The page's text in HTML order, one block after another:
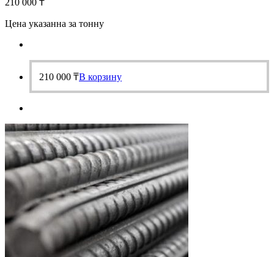
Цена указанна за тонну
210 000 ₸В корзину